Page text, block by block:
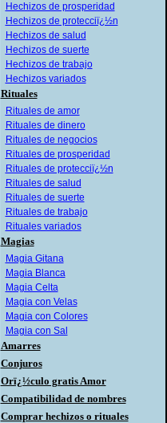
Hechizos de prosperidad
Hechizos de protecciï¿½n
Hechizos de salud
Hechizos de suerte
Hechizos de trabajo
Hechizos variados
Rituales
Rituales de amor
Rituales de dinero
Rituales de negocios
Rituales de prosperidad
Rituales de protecciï¿½n
Rituales de salud
Rituales de suerte
Rituales de trabajo
Rituales variados
Magias
Magia Gitana
Magia Blanca
Magia Celta
Magia con Velas
Magia con Colores
Magia con Sal
Amarres
Conjuros
Orï¿½culo gratis Amor
Compatibilidad de nombres
Comprar hechizos o rituales